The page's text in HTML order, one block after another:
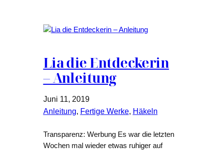
Lia die Entdeckerin
– Anleitung
Juni 11, 2019
Anleitung, Fertige Werke, Häkeln
Transparenz: Werbung Es war die letzten
Wochen mal wieder etwas ruhiger auf